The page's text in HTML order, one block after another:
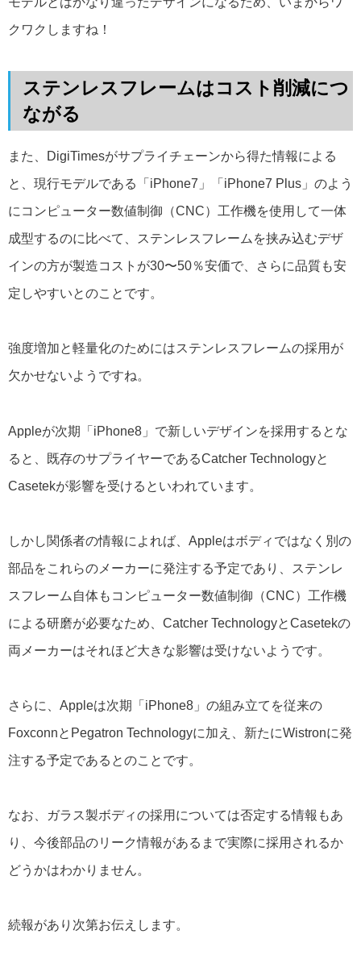
クワクしますね！
ステンレスフレームはコスト削減につ
ながる
また、DigiTimesがサプライチェーンから得た情報による
と、現行モデルである「iPhone7」「iPhone7 Plus」のよう
にコンピューター数値制御（CNC）工作機を使用して一体
成型するのに比べて、ステンレスフレームを挟み込むデザ
インの方が製造コストが30〜50％安価で、さらに品質も安
定しやすいとのことです。
強度増加と軽量化のためにはステンレスフレームの採用が
欠かせないようですね。
Appleが次期「iPhone8」で新しいデザインを採用するとな
ると、既存のサプライヤーであるCatcher Technologyと
Casetekが影響を受けるといわれています。
しかし関係者の情報によれば、Appleはボディではなく別の
部品をこれらのメーカーに発注する予定であり、ステンレ
スフレーム自体もコンピューター数値制御（CNC）工作機
による研磨が必要なため、Catcher TechnologyとCasetekの
両メーカーはそれほど大きな影響は受けないようです。
さらに、Appleは次期「iPhone8」の組み立てを従来の
FoxconnとPegatron Technologyに加え、新たにWistronに発
注する予定であるとのことです。
なお、ガラス製ボディの採用については否定する情報もあ
り、今後部品のリーク情報があるまで実際に採用されるか
どうかはわかりません。
続報があり次第お伝えします。